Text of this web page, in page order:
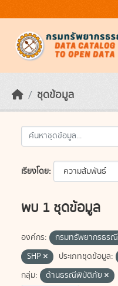
ชุดข้อมูล
เรียงโดย
พบ 1 ชุดข้อมูล
องค์กร: กรมทรัพยากรธรณี
SHP
ประเภทชุดข้อมูล:
กลุ่ม:
ด้านธรณีพิบัติภัย